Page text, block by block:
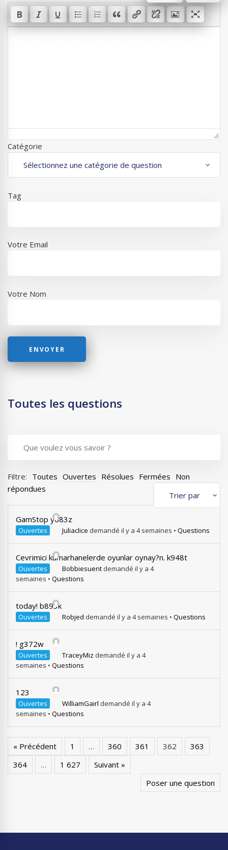
Catégorie
Tag
Votre Email
Votre Nom
Toutes les questions
Filtre: Toutes Ouvertes Résolues Fermées Non
répondues
GamStop y683z
Ouvertes Juliaclice demandé il y a 4 semaines • Questions
Cevrimici kumarhanelerde oyunlar oynay?n. k948t
Ouvertes Bobbiesuent demandé il y a 4
semaines • Questions
today! b893k
Ouvertes Robjed demandé il y a 4 semaines • Questions
! g372w
Ouvertes TraceyMiz demandé il y a 4
semaines • Questions
123
Ouvertes WilliamGairl demandé il y a 4
semaines • Questions
« Précédent 1 … 360 361 362
363
364
… 1 627
Suivant »
Poser une question